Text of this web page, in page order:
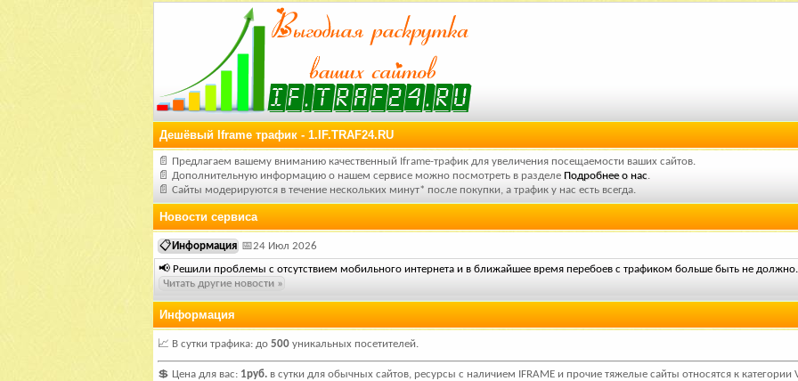
Дешёвый Iframe трафик - 1.IF.TRAF24.RU
📄 Предлагаем вашему вниманию качественный Iframe-трафик для увеличения посещаемости ваших сайтов.
📄 Дополнительную информацию о нашем сервисе можно посмотреть в разделе Подробнее о нас.
📄 Сайты модерируются в течение нескольких минут* после покупки, а трафик у нас есть всегда.
Новости сервиса
📋 Информация 📅24 Июл 2026
📢 Решили проблемы с отсутствием мобильного интернета и в ближайшее время перебоев с трафиком больше быть не должно.
Читать другие новости »
Информация
📈 В сутки трафика: до 500 уникальных посетителей.
💲 Цена для вас: 1руб. в сутки для обычных сайтов, ресурсы с наличием IFRAME и прочие тяжелые сайты относятся к категории